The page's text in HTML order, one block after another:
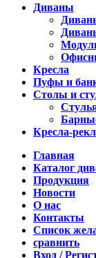
Диваны
Кресла
Пуфы и
Столы и
Кресла-
Главная
Каталог
Продукция
Новости
О нас
Контакты
Список
сравнить
Вход /